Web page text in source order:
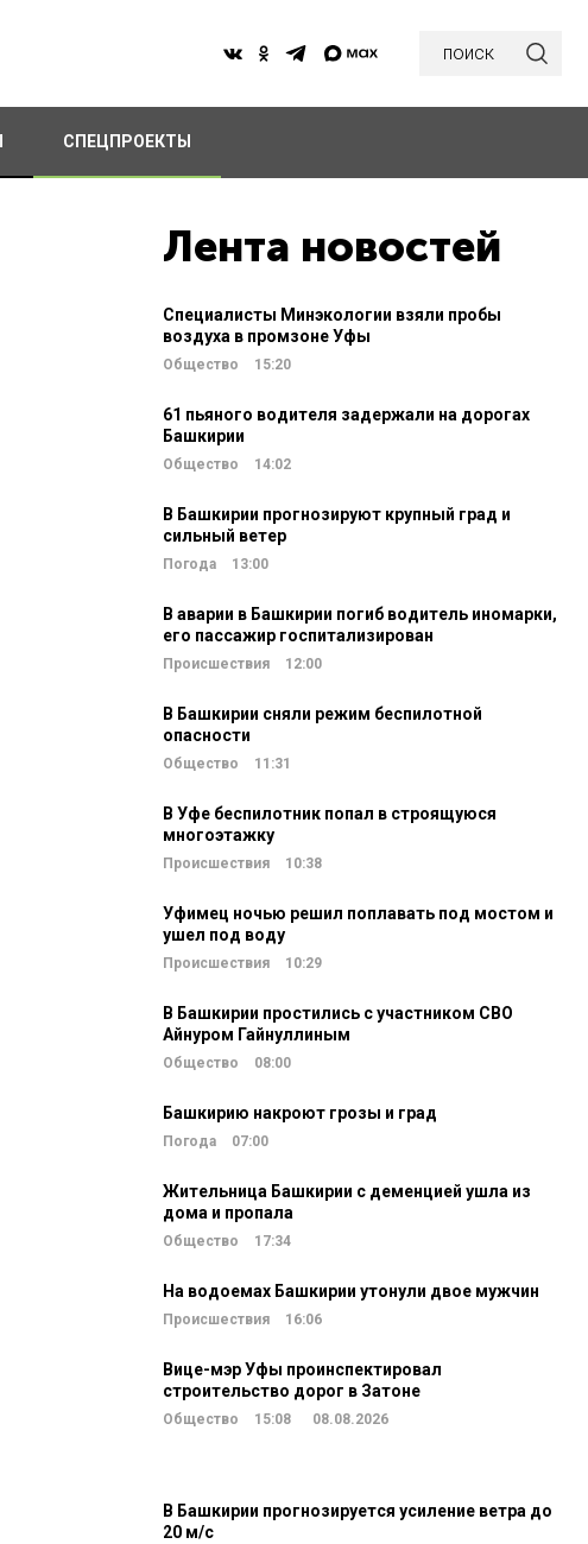
поиск
СПЕЦПРОЕКТЫ
Лента новостей
Специалисты Минэкологии взяли пробы
воздуха в промзоне Уфы
Общество 15:20
61 пьяного водителя задержали на дорогах
Башкирии
Общество 14:02
В Башкирии прогнозируют крупный град и
сильный ветер
Погода 13:00
В аварии в Башкирии погиб водитель иномарки,
его пассажир госпитализирован
Происшествия 12:00
В Башкирии сняли режим беспилотной
опасности
Общество 11:31
В Уфе беспилотник попал в строящуюся
многоэтажку
Происшествия 10:38
Уфимец ночью решил поплавать под мостом и
ушел под воду
Происшествия 10:29
В Башкирии простились с участником СВО
Айнуром Гайнуллиным
Общество 08:00
Башкирию накроют грозы и град
Погода 07:00
Жительница Башкирии с деменцией ушла из
дома и пропала
Общество 17:34
На водоемах Башкирии утонули двое мужчин
Происшествия 16:06
Вице-мэр Уфы проинспектировал
строительство дорог в Затоне
Общество 15:08 08.08.2026
В Башкирии прогнозируется усиление ветра до
20 м/c